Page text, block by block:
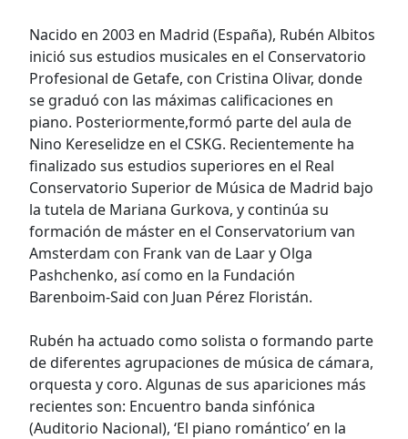
Nacido en 2003 en Madrid (España), Rubén Albitos
inició sus estudios musicales en el Conservatorio
Profesional de Getafe, con Cristina Olivar, donde
se graduó con las máximas calificaciones en
piano. Posteriormente,formó parte del aula de
Nino Kereselidze en el CSKG. Recientemente ha
finalizado sus estudios superiores en el Real
Conservatorio Superior de Música de Madrid bajo
la tutela de Mariana Gurkova, y continúa su
formación de máster en el Conservatorium van
Amsterdam con Frank van de Laar y Olga
Pashchenko, así como en la Fundación
Barenboim-Said con Juan Pérez Floristán.
Rubén ha actuado como solista o formando parte
de diferentes agrupaciones de música de cámara,
orquesta y coro. Algunas de sus apariciones más
recientes son: Encuentro banda sinfónica
(Auditorio Nacional), ‘El piano romántico’ en la